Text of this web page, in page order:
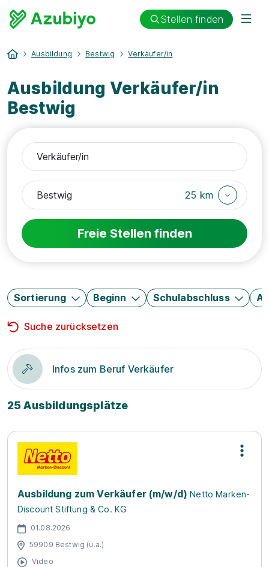
Stellen finden
Ausbildung Bestwig Verkäufer/in
Ausbildung Verkäufer/in
Bestwig
25 km
Freie Stellen finden
Sortierung Beginn Schulabschluss
Suche zurücksetzen
Infos zum Beruf Verkäufer
25 Ausbildungsplätze
Ausbildung zum Verkäufer (m/w/d) Netto Marken-
Discount Stiftung & Co. KG
01.08.2026
59909 Bestwig (u.a.)
Video